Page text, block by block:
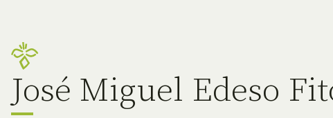
José Miguel Edeso